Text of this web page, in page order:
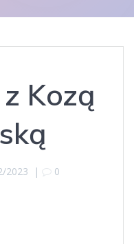
Kozą
2023 | 0